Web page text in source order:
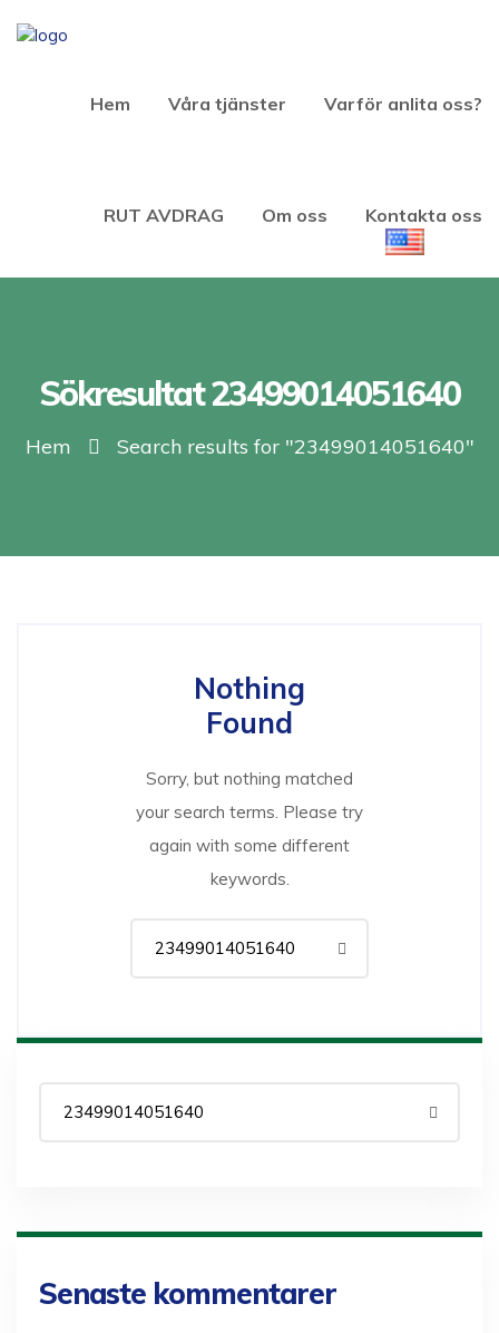
Hem Våra tjänster Varför anlita oss?
RUT AVDRAG Om oss Kontakta oss
Sökresultat 23499014051640
Hem Search results for "23499014051640"
Nothing
Found
Sorry, but nothing matched
your search terms. Please try
again with some different
keywords.
Senaste kommentarer